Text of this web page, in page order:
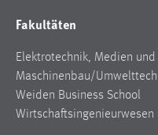
Fakultäten
Elektrotechnik, Medien
Maschinenbau/
Weiden Business School
Wirtschaftsingenieurwesen
Name:
_pk_ref, _pk_cvar,
Zweck: